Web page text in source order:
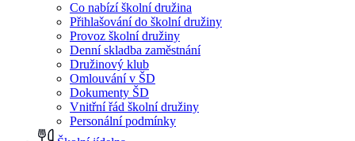
Co nabízí školní družina
Přihlašování do školní družiny
Provoz školní družiny
Denní skladba zaměstnání
Družinový klub
Omlouvání v ŠD
Dokumenty ŠD
Vnitřní řád školní družiny
Personální podmínky